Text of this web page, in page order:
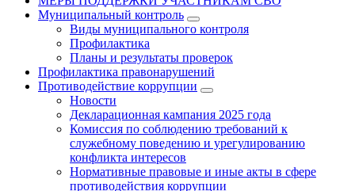
Муниципальный контроль
Виды муниципального контроля
Профилактика
Планы и результаты проверок
Профилактика правонарушений
Противодействие коррупции
Новости
Декларационная кампания 2025 года
Комиссия по соблюдению требований к
служебному поведению и урегулированию
конфликта интересов
Нормативные правовые и иные акты в сфере
противодействия коррупции